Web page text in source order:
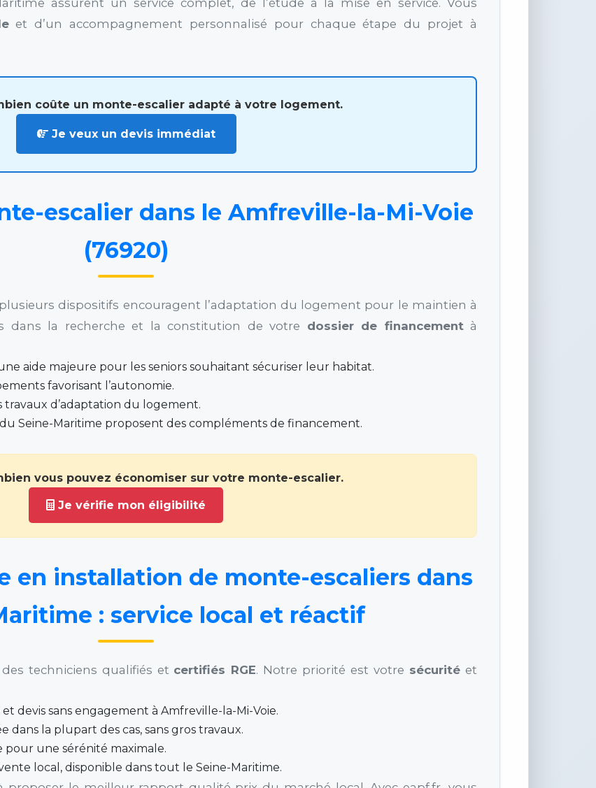
assurent un service complet, de l’étude à la mise en service. Vous
et d’un accompagnement personnalisé pour chaque étape du projet à
coûte un monte-escalier adapté à votre logement.
Je veux un devis immédiat
escalier dans le Amfreville-la-Mi-Voie
(76920)
dispositifs encouragent l’adaptation du logement pour le maintien à
dans la recherche et la constitution de votre dossier de financementà
aide majeure pour les seniors souhaitant sécuriser leur habitat.
favorisant l’autonomie.
travaux d’adaptation du logement.
Seine-Maritime proposent des compléments de financement.
vous pouvez économiser sur votre monte-escalier.
Je vérifie mon éligibilité
en installation de monte-escaliers dans
: service local et réactif
techniciens qualifiés et certifiés RGE. Notre priorité est votre sécurité et
devis sans engagement à Amfreville-la-Mi-Voie.
dans la plupart des cas, sans gros travaux.
une sérénité maximale.
local, disponible dans tout le Seine-Maritime.